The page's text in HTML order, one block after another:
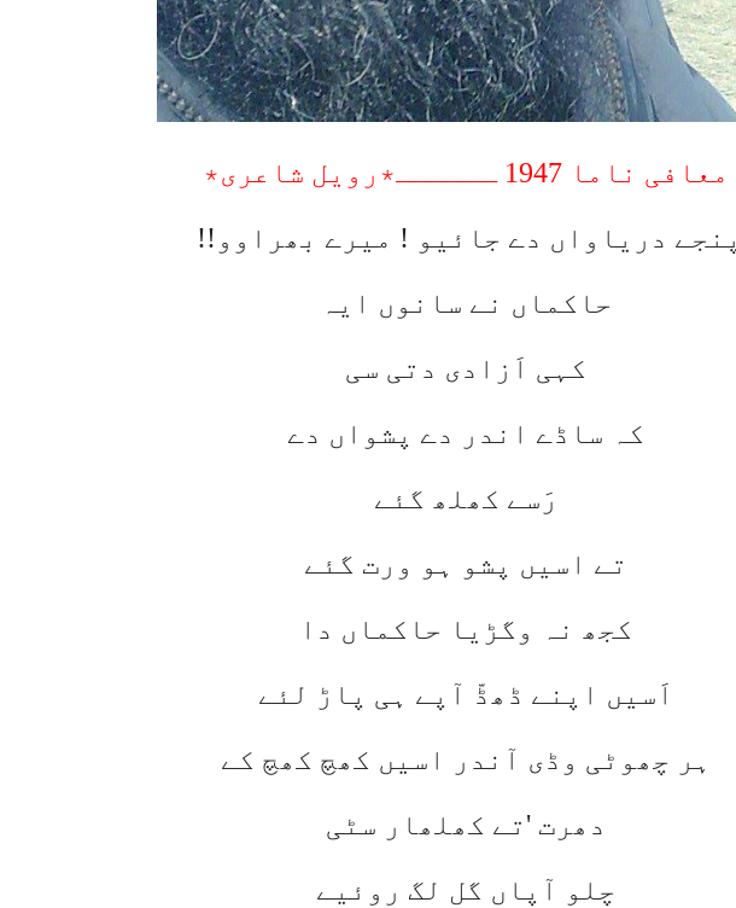
معافی ناما 1947 ــــــ٭رویل شاعری٭
دریاواں دے جائیو ! میرے بھراوو !!
حاکماں نے سانوں ایہ
کہی اَزادی دتی سی
کہ ساڈے اندر دے پشواں دے
رَسے کھلھ گئے
تے اسیں پشو ہو ورت گئے
کجھ نہ وگڑیا حاکماں دا
اَسیں اپنے ڈھڈّ آپے ہی پاڑ لئے
ہر چھوٹی وڈی آندر اسیں کھچ کھچ کے
دھرت 'تے کھلھار سٹی
چلو آپاں گل لگ روئیے